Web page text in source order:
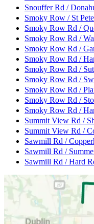
Snouffer Rd /
Smoky Row / St
Smoky Row Rd /
Smoky Row Rd /
Smoky Row Rd /
Smoky Row Rd /
Smoky Row Rd /
Smoky Row Rd /
Smoky Row Rd /
Smoky Row Rd /
Smoky Row Rd /
Summit View Rd /
Summit View Rd /
Sawmill Rd /
Sawmill Rd /
Sawmill Rd / Hard